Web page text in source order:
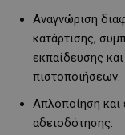
Αναγνώριση
κατάρτισης,
εκπαίδευσης
πιστοποιήσεων.
Απλοποίηση και
αδειοδότησης.